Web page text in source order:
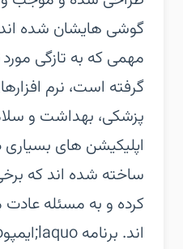
گوشی هایشان شده
مهمی که به تازگی مورد
گرفته است، نرم
پزشکی، بهداشت و
اپلیکیشن های
ساخته شده اند که
کرده و به مسئله عادت